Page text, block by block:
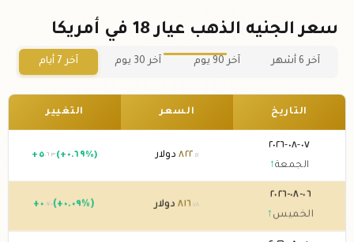
سعر الجنيه الذهب عيار 18 في أمريكا
آخر 6 أشهر آخر 90 يوم آخر 30 يوم آخر 7 أيام
التاريخ السعر التغيير
٠٧-٠٨-٢٠٢٦
الجمعة↑
٨٢٢.٤١ دولار + ٥ .٦٣ (+٠.٦٩%)
٠٦-٠٨-٢٠٢٦
الخميس ↑
٨١٦ .٧٨ دولار +٠ .٧٠ (+٠.٠٩%)